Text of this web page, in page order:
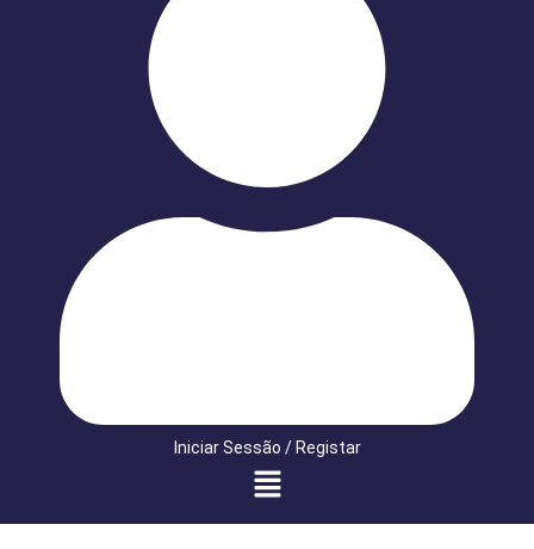
Iniciar Sessão / Registar